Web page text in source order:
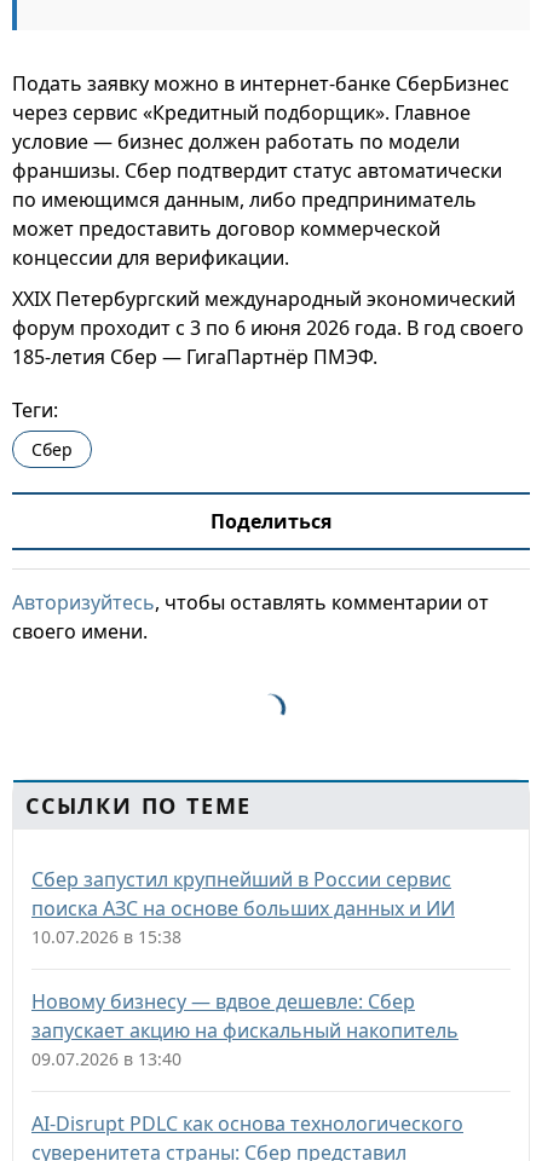
Подать заявку можно в интернет-банке СберБизнес
через сервис «Кредитный подборщик». Главное
условие — бизнес должен работать по модели
франшизы. Сбер подтвердит статус автоматически
по имеющимся данным, либо предприниматель
может предоставить договор коммерческой
концессии для верификации.
XXIX Петербургский международный экономический
форум проходит с 3 по 6 июня 2026 года. В год своего
185-летия Сбер — ГигаПартнёр ПМЭФ.
Теги:
Сбер
Поделиться
Авторизуйтесь, чтобы оставлять комментарии от
своего имени.
ССЫЛКИ ПО ТЕМЕ
Сбер запустил крупнейший в России сервис
поиска АЗС на основе больших данных и ИИ
10.07.2026 в 15:38
Новому бизнесу — вдвое дешевле: Сбер
запускает акцию на фискальный накопитель
09.07.2026 в 13:40
AI-Disrupt PDLC как основа технологического
суверенитета страны: Сбер представил